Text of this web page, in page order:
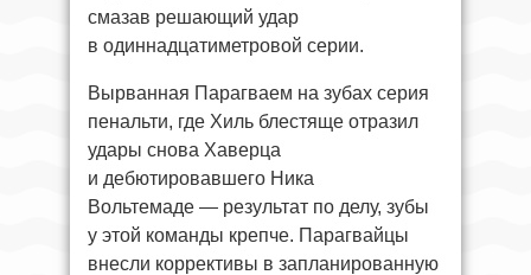
смазав решающий удар
в одиннадцатиметровой серии.
Вырванная Парагваем на зубах серия
пенальти, где Хиль блестяще отразил
удары снова Хаверца
и дебютировавшего Ника
Вольтемаде — результат по делу, зубы
у этой команды крепче. Парагвайцы
внесли коррективы в запланированную